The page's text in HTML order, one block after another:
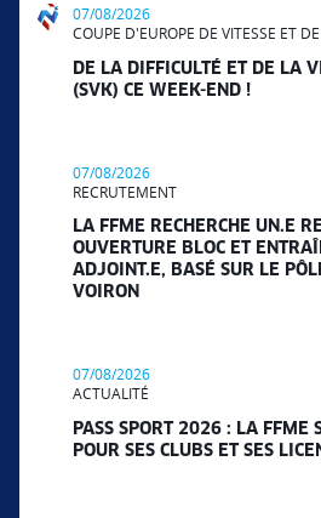
07/08/2026
COUPE D'EUROPE DE VITESSE ET
DE LA DIFFICULTÉ ET DE LA
(SVK) CE WEEK-END !
07/08/2026
RECRUTEMENT
LA FFME RECHERCHE UN.E
OUVERTURE BLOC ET
ADJOINT.E, BASÉ SUR LE
VOIRON
07/08/2026
ACTUALITÉ
PASS SPORT 2026 : LA FFME
POUR SES CLUBS ET SES